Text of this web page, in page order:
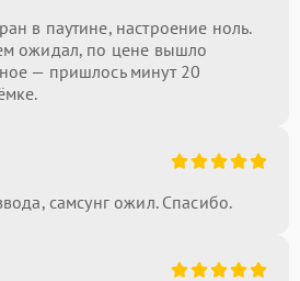
в паутине, настроение ноль.
ожидал, по цене вышло
— пришлось минут 20
самсунг ожил. Спасибо.